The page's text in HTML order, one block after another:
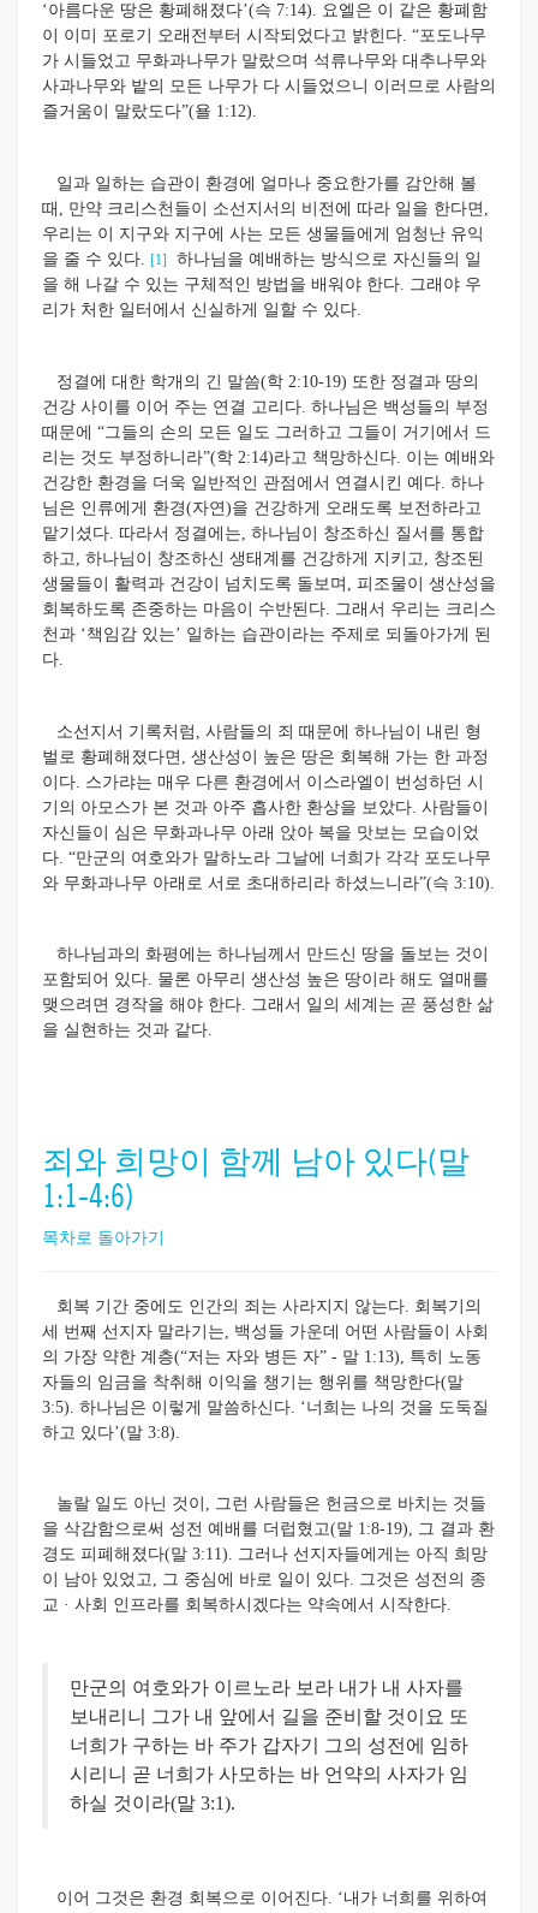
‘아름다운 땅은 황폐해졌다’(슥 7:14). 요엘은 이 같은 황폐함
이 이미 포로기 오래전부터 시작되었다고 밝힌다. “포도나무
가 시들었고 무화과나무가 말랐으며 석류나무와 대추나무와
사과나무와 밭의 모든 나무가 다 시들었으니 이러므로 사람의
즐거움이 말랐도다”(욜 1:12).
일과 일하는 습관이 환경에 얼마나 중요한가를 감안해 볼
때, 만약 크리스천들이 소선지서의 비전에 따라 일을 한다면,
우리는 이 지구와 지구에 사는 모든 생물들에게 엄청난 유익
을 줄 수 있다. [1]
하나님을 예배하는 방식으로 자신들의 일
을 해 나갈 수 있는 구체적인 방법을 배워야 한다. 그래야 우
리가 처한 일터에서 신실하게 일할 수 있다.
정결에 대한 학개의 긴 말씀(학 2:10-19) 또한 정결과 땅의
건강 사이를 이어 주는 연결 고리다. 하나님은 백성들의 부정
때문에 “그들의 손의 모든 일도 그러하고 그들이 거기에서 드
리는 것도 부정하니라”(학 2:14)라고 책망하신다. 이는 예배와
건강한 환경을 더욱 일반적인 관점에서 연결시킨 예다. 하나
님은 인류에게 환경(자연)을 건강하게 오래도록 보전하라고
맡기셨다. 따라서 정결에는, 하나님이 창조하신 질서를 통합
하고, 하나님이 창조하신 생태계를 건강하게 지키고, 창조된
생물들이 활력과 건강이 넘치도록 돌보며, 피조물이 생산성을
회복하도록 존중하는 마음이 수반된다. 그래서 우리는 크리스
천과 ‘책임감 있는’ 일하는 습관이라는 주제로 되돌아가게 된
다.
소선지서 기록처럼, 사람들의 죄 때문에 하나님이 내린 형
벌로 황폐해졌다면, 생산성이 높은 땅은 회복해 가는 한 과정
이다. 스가랴는 매우 다른 환경에서 이스라엘이 번성하던 시
기의 아모스가 본 것과 아주 흡사한 환상을 보았다. 사람들이
자신들이 심은 무화과나무 아래 앉아 복을 맛보는 모습이었
다. “만군의 여호와가 말하노라 그날에 너희가 각각 포도나무
와 무화과나무 아래로 서로 초대하리라 하셨느니라”(슥 3:10).
하나님과의 화평에는 하나님께서 만드신 땅을 돌보는 것이
포함되어 있다. 물론 아무리 생산성 높은 땅이라 해도 열매를
맺으려면 경작을 해야 한다. 그래서 일의 세계는 곧 풍성한 삶
을 실현하는 것과 같다.
죄와 희망이 함께 남아 있다(말
1:1-4:6)
목차로 돌아가기
회복 기간 중에도 인간의 죄는 사라지지 않는다. 회복기의
세 번째 선지자 말라기는, 백성들 가운데 어떤 사람들이 사회
의 가장 약한 계층(“저는 자와 병든 자” - 말 1:13), 특히 노동
자들의 임금을 착취해 이익을 챙기는 행위를 책망한다(말
3:5). 하나님은 이렇게 말씀하신다. ‘너희는 나의 것을 도둑질
하고 있다’(말 3:8).
놀랄 일도 아닌 것이, 그런 사람들은 헌금으로 바치는 것들
을 삭감함으로써 성전 예배를 더럽혔고(말 1:8-19), 그 결과 환
경도 피폐해졌다(말 3:11). 그러나 선지자들에게는 아직 희망
이 남아 있었고, 그 중심에 바로 일이 있다. 그것은 성전의 종
교 · 사회 인프라를 회복하시겠다는 약속에서 시작한다.
만군의 여호와가 이르노라 보라 내가 내 사자를
보내리니 그가 내 앞에서 길을 준비할 것이요 또
너희가 구하는 바 주가 갑자기 그의 성전에 임하
시리니 곧 너희가 사모하는 바 언약의 사자가 임
하실 것이라(말 3:1).
이어 그것은 환경 회복으로 이어진다. ‘내가 너희를 위하여